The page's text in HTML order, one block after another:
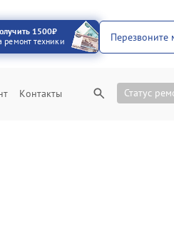
1500₽
ремонт техники
Перезвоните
Контакты Статус